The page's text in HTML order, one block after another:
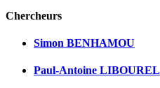
Chercheurs
Simon BENHAMOU
Paul-Antoine LIBOUREL